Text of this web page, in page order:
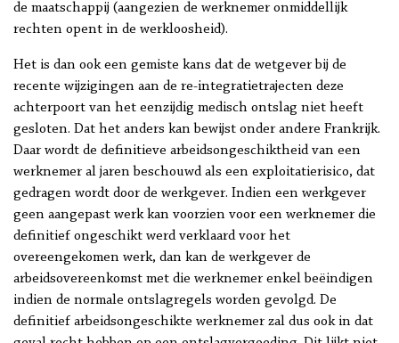
de maatschappij (aangezien de werknemer onmiddellijk
rechten opent in de werkloosheid).
Het is dan ook een gemiste kans dat de wetgever bij de
recente wijzigingen aan de re-integratietrajecten deze
achterpoort van het eenzijdig medisch ontslag niet heeft
gesloten. Dat het anders kan bewijst onder andere Frankrijk.
Daar wordt de definitieve arbeidsongeschiktheid van een
werknemer al jaren beschouwd als een exploitatierisico, dat
gedragen wordt door de werkgever. Indien een werkgever
geen aangepast werk kan voorzien voor een werknemer die
definitief ongeschikt werd verklaard voor het
overeengekomen werk, dan kan de werkgever de
arbeidsovereenkomst met die werknemer enkel beëindigen
indien de normale ontslagregels worden gevolgd. De
definitief arbeidsongeschikte werknemer zal dus ook in dat